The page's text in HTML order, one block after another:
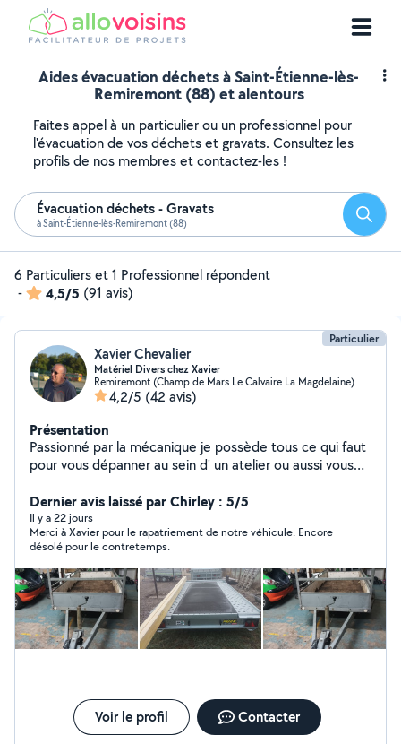
Aides évacuation déchets à Saint-Étienne-lès-
Remiremont (88) et alentours
Faites appel à un particulier ou un professionnel pour
l'évacuation de vos déchets et gravats. Consultez les
profils de nos membres et contactez-les !
Évacuation déchets - Gravats
à Saint-Étienne-lès-Remiremont (88)
6 Particuliers et 1 Professionnel répondent
-
4,5/5 (91 avis)
Particulier
Xavier Chevalier
Matériel Divers chez Xavier
Remiremont (Champ de Mars Le Calvaire La Magdelaine)
4,2/5 (42 avis)
Présentation
Passionné par la mécanique je possède tous ce qui faut
pour vous dépanner au sein d' un atelier ou aussi vous
proposer divers services N'hésitez pas à demander je
me ferai un plaisir de vous répondre.
Dernier avis laissé par Chirley : 5/5
Il y a 22 jours
Merci à Xavier pour le rapatriement de notre véhicule. Encore
désolé pour le contretemps.
Voir le profil Contacter